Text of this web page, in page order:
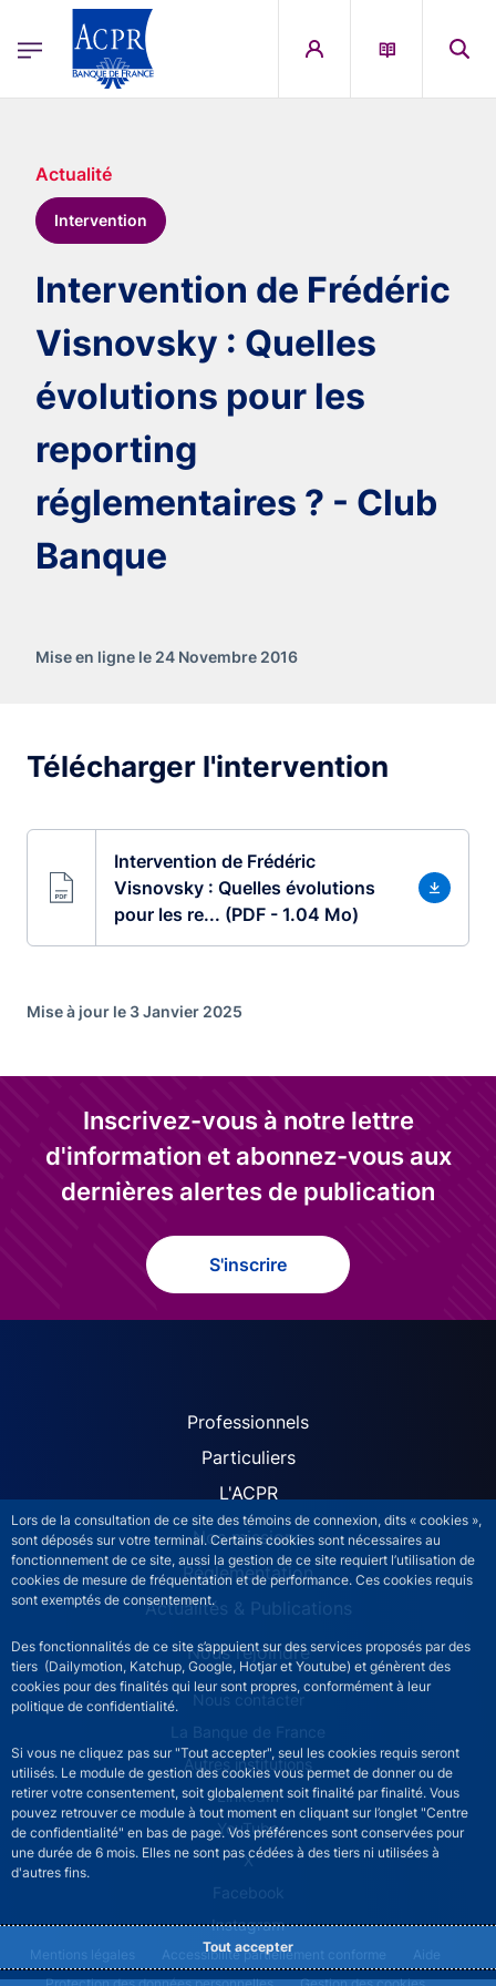
Lors de la consultation de ce site des témoins de connexion, dits « cookies »,
sont déposés sur votre terminal. Certains cookies sont nécessaires au
fonctionnement de ce site, aussi la gestion de ce site requiert l’utilisation de
cookies de mesure de fréquentation et de performance. Ces cookies requis
sont exemptés de consentement.
Des fonctionnalités de ce site s’appuient sur des services proposés par des
tiers (Dailymotion, Katchup, Google, Hotjar et Youtube) et génèrent des
cookies pour des finalités qui leur sont propres, conformément à leur
politique de confidentialité.
Si vous ne cliquez pas sur "Tout accepter", seul les cookies requis seront
utilisés. Le module de gestion des cookies vous permet de donner ou de
retirer votre consentement, soit globalement soit finalité par finalité. Vous
pouvez retrouver ce module à tout moment en cliquant sur l’onglet "Centre
de confidentialité" en bas de page. Vos préférences sont conservées pour
une durée de 6 mois. Elles ne sont pas cédées à des tiers ni utilisées à
d'autres fins.
Tout accepter
ACPR Menu Principal (French)
Actualité
Intervention
Intervention de Frédéric
Visnovsky : Quelles
évolutions pour les
reporting
réglementaires ? - Club
Banque
Mise en ligne le 24 Novembre 2016
Télécharger l'intervention
Intervention de Frédéric
Visnovsky : Quelles évolutions
pour les re... (PDF - 1.04 Mo)
Mise à jour le 3 Janvier 2025
Inscrivez-vous à notre lettre
d'information et abonnez-vous aux
dernières alertes de publication
S'inscrire
ACPR site navigation
Professionnels
Particuliers
L'ACPR
Nos missions
Réglementation
Actualités & Publications
Nous rejoindre
ACPR footer secondary menu (French)
Nous contacter
La Banque de France
Autres institutions
LinkedIn
YouTube
X
Facebook
Instagram
ACPR footer legal notice menu
Mentions légales Accessibilité partiellement conforme
Aide